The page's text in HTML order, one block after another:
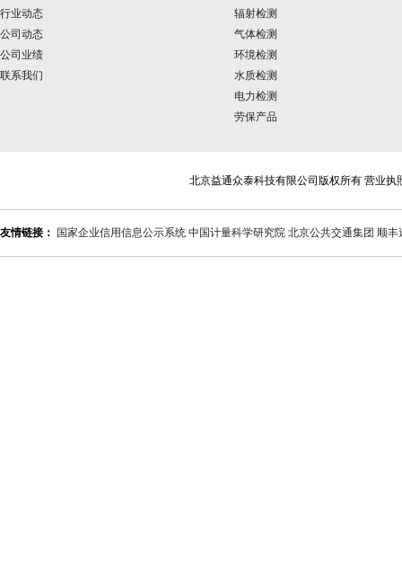
行业动态
公司动态
公司业绩
联系我们
辐射检测
气体检测
环境检测
水质检测
电力检测
劳保产品
北京益通众泰科技有限公司版权所有 营业执
友情链接： 国家企业信用信息公示系统 中国计量科学研究院 北京公共交通集团 顺丰